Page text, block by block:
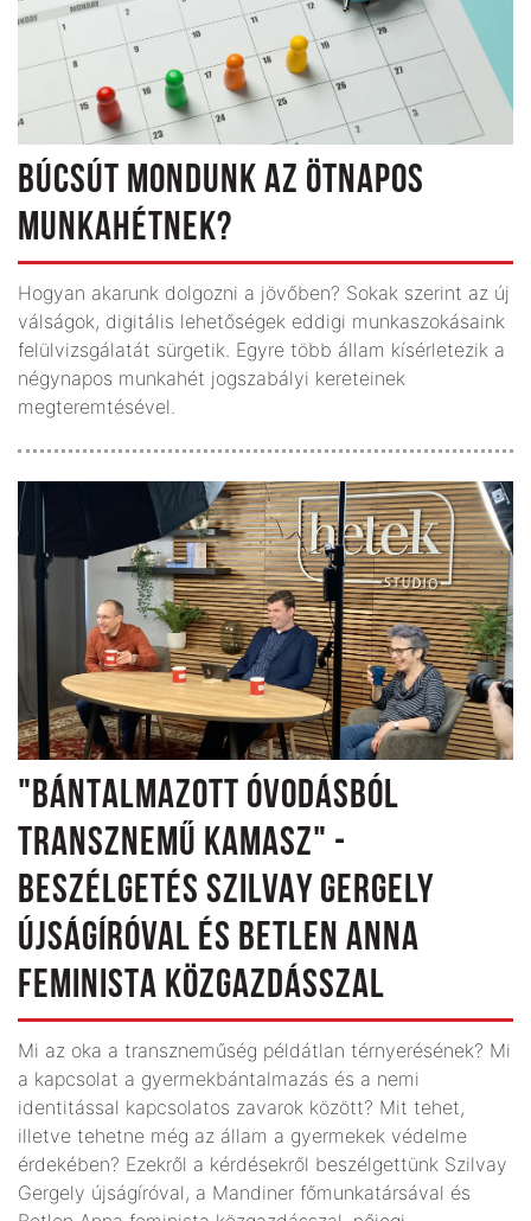
BÚCSÚT MONDUNK AZ ÖTNAPOS
MUNKAHÉTNEK?
Hogyan akarunk dolgozni a jövőben? Sokak szerint az új
válságok, digitális lehető­ségek eddigi munka­szokásaink
felül­vizsgálatát sürgetik. Egyre több állam kísérletezik a
négynapos munkahét jogszabályi kereteinek
megteremtésével.
"BÁNTALMAZOTT ÓVODÁSBÓL
TRANSZNEMŰ KAMASZ" -
BESZÉLGETÉS SZILVAY GERGELY
ÚJSÁGÍRÓVAL ÉS BETLEN ANNA
FEMINISTA KÖZGAZDÁSSZAL
Mi az oka a transzneműség példátlan térnyerésének? Mi
a kapcsolat a gyermekbántalmazás és a nemi
identitással kapcsolatos zavarok között? Mit tehet,
illetve tehetne még az állam a gyermekek védelme
érdekében? Ezekről a kérdésekről beszélgettünk Szilvay
Gergely újságíróval, a Mandiner főmunkatársával és